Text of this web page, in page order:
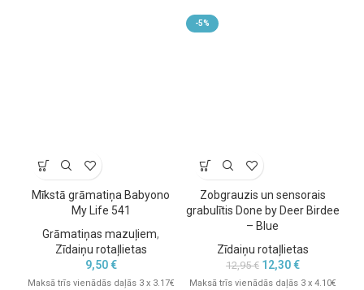
Mīkstā grāmatiņa Babyono
My Life 541
Grāmatiņas mazuļiem,
Zīdaiņu rotaļlietas
9,50€
Maksā trīs vienādās daļās 3 x 3.17€
-5%
Zobgrauzis un sensorais
grabulītis Done by Deer Birdee
– Blue
Zīdaiņu rotaļlietas
12,95€ 12,30€
Maksā trīs vienādās daļās 3 x 4.10€